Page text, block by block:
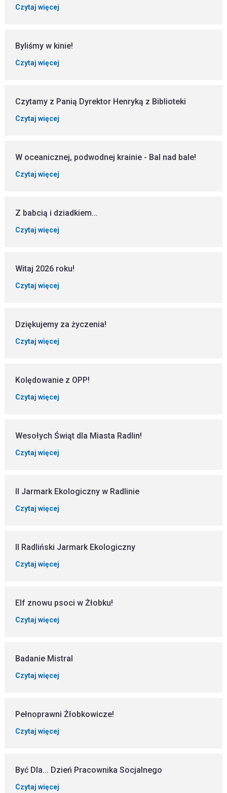
Czytaj więcej
Byliśmy w kinie!
Czytaj więcej
Czytamy z Panią Dyrektor Henryką z Biblioteki
Czytaj więcej
W oceanicznej, podwodnej krainie - Bal nad bale!
Czytaj więcej
Z babcią i dziadkiem...
Czytaj więcej
Witaj 2026 roku!
Czytaj więcej
Dziękujemy za życzenia!
Czytaj więcej
Kolędowanie z OPP!
Czytaj więcej
Wesołych Świąt dla Miasta Radlin!
Czytaj więcej
II Jarmark Ekologiczny w Radlinie
Czytaj więcej
II Radliński Jarmark Ekologiczny
Czytaj więcej
Elf znowu psoci w Żłobku!
Czytaj więcej
Badanie Mistral
Czytaj więcej
Pełnoprawni Żłobkowicze!
Czytaj więcej
Być Dla... Dzień Pracownika Socjalnego
Czytaj więcej